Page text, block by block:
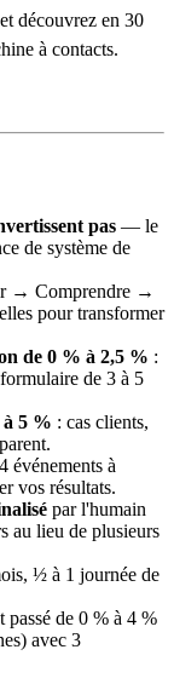
et découvrez en 30
à contacts.
pas — le
de système de
→ Comprendre →
pour transformer
de 0 % à 2,5 % :
de 3 à 5
à 5 % : cas clients,
événements à
vos résultats.
par l'humain
au lieu de plusieurs
½ à 1 journée de
passé de 0 % à 4 %
avec 3